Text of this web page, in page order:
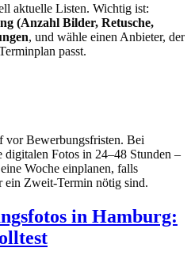
aktuelle Listen. Wichtig ist:
(Anzahl Bilder, Retusche,
, und wähle einen Anbieter, der
passt.
vor Bewerbungsfristen. Bei
Fotos in 24–48 Stunden –
Woche einplanen, falls
ein Zweit-Termin nötig sind.
in Hamburg: